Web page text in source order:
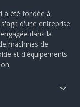
a été fondée à
d'une entreprise
dans la
machines de
et d'équipements